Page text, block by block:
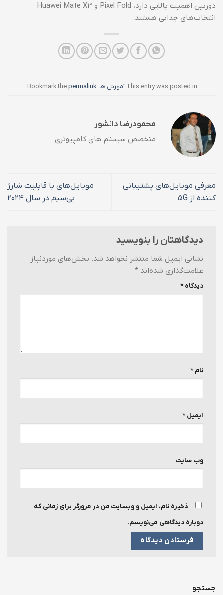
دوربین اهمیت بالایی دارد، Pixel Fold و Huawei Mate X3
انتخاب‌های جذابی هستند.
This entry was posted in آموزش ها. Bookmark the
permalink
.
محمودرضا دانشور
متخصص سیستم های کامپیوتری
معرفی موبایل‌های پشتیبانی
کننده از 5G
موبایل‌های با قابلیت شارژ
بی‌سیم در سال ۲۰۲۴
دیدگاهتان را بنویسید
نشانی ایمیل شما منتشر نخواهد شد. بخش‌های موردنیاز
علامت‌گذاری شده‌اند *
دیدگاه*
نام*
ایمیل*
وب‌ سایت
ذخیره نام، ایمیل و وبسایت من در مرورگر برای زمانی که
دوباره دیدگاهی می‌نویسم.
جستجو